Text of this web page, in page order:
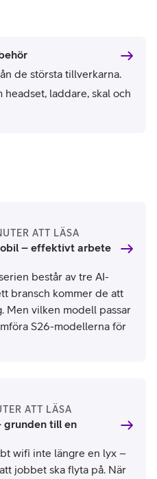
de största tillverkarna.
laddare, skal och
ATT LÄSA
– effektivt arbete
består av tre AI-
bransch kommer de att
Men vilken modell passar
S26-modellerna för
ATT LÄSA
till en
wifi inte längre en lyx –
jobbet ska flyta på. När